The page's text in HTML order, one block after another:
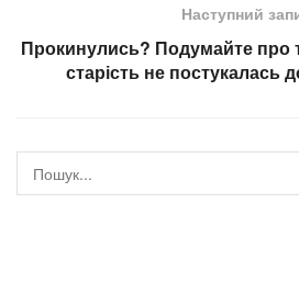
Наступний
Прокинулись? Подумайте про
старість не постукалась